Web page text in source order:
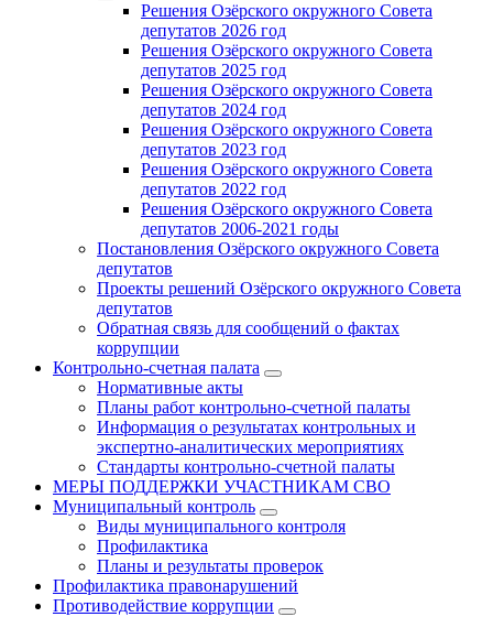
Решения Озёрского окружного Совета
депутатов 2026 год
Решения Озёрского окружного Совета
депутатов 2025 год
Решения Озёрского окружного Совета
депутатов 2024 год
Решения Озёрского окружного Совета
депутатов 2023 год
Решения Озёрского окружного Совета
депутатов 2022 год
Решения Озёрского окружного Совета
депутатов 2006-2021 годы
Постановления Озёрского окружного Совета
депутатов
Проекты решений Озёрского окружного Совета
депутатов
Обратная связь для сообщений о фактах
коррупции
Контрольно-счетная палата
Нормативные акты
Планы работ контрольно-счетной палаты
Информация о результатах контрольных и
экспертно-аналитических мероприятиях
Стандарты контрольно-счетной палаты
МЕРЫ ПОДДЕРЖКИ УЧАСТНИКАМ СВО
Муниципальный контроль
Виды муниципального контроля
Профилактика
Планы и результаты проверок
Профилактика правонарушений
Противодействие коррупции